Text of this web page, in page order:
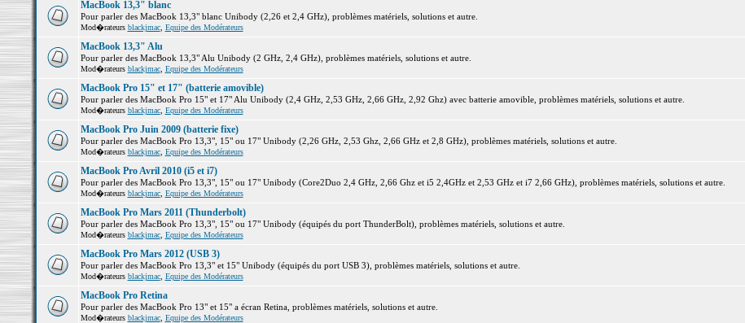
MacBook 13,3" blanc
Pour parler des MacBook 13,3" blanc Unibody (2,26 et 2,4 GHz), problèmes matériels, solutions et autre.
Mod�rateurs blackjmac, Equipe des Modérateurs
MacBook 13,3" Alu
Pour parler des MacBook 13,3" Alu Unibody (2 GHz, 2,4 GHz), problèmes matériels, solutions et autre.
Mod�rateurs blackjmac, Equipe des Modérateurs
MacBook Pro 15" et 17" (batterie amovible)
Pour parler des MacBook Pro 15" et 17" Alu Unibody (2,4 GHz, 2,53 GHz, 2,66 GHz, 2,92 Ghz) avec batterie amovible, problèmes matériels, solutions et autre.
Mod�rateurs blackjmac, Equipe des Modérateurs
MacBook Pro Juin 2009 (batterie fixe)
Pour parler des MacBook Pro 13,3", 15" ou 17" Unibody (2,26 GHz, 2,53 Ghz, 2,66 GHz et 2,8 GHz), problèmes matériels, solutions et autre.
Mod�rateurs blackjmac, Equipe des Modérateurs
MacBook Pro Avril 2010 (i5 et i7)
Pour parler des MacBook Pro 13,3", 15" ou 17" Unibody (Core2Duo 2,4 GHz, 2,66 Ghz et i5 2,4GHz et 2,53 GHz et i7 2,66 GHz), problèmes matériels, solutions et autre.
Mod�rateurs blackjmac, Equipe des Modérateurs
MacBook Pro Mars 2011 (Thunderbolt)
Pour parler des MacBook Pro 13,3", 15" ou 17" Unibody (équipés du port ThunderBolt), problèmes matériels, solutions et autre.
Mod�rateurs blackjmac, Equipe des Modérateurs
MacBook Pro Mars 2012 (USB 3)
Pour parler des MacBook Pro 13,3" et 15" Unibody (équipés du port USB 3), problèmes matériels, solutions et autre.
Mod�rateurs blackjmac, Equipe des Modérateurs
MacBook Pro Retina
Pour parler des MacBook Pro 13" et 15" a écran Retina, problèmes matériels, solutions et autre.
Mod�rateurs blackjmac, Equipe des Modérateurs